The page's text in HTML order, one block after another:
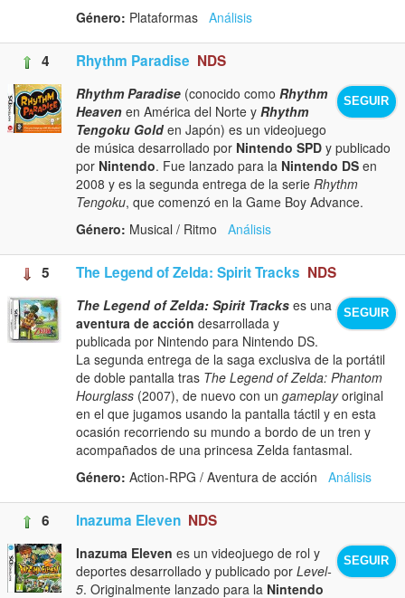
Género: Plataformas Análisis
4 Rhythm Paradise NDS
SEGUIR
Rhythm Paradise (conocido como Rhythm
Heaven en América del Norte y Rhythm
Tengoku Golden Japón) es un videojuego
de música desarrollado por Nintendo SPD y publicado
por Nintendo. Fue lanzado para la Nintendo DS en
2008 y es la segunda entrega de la serie Rhythm
Tengoku, que comenzó en la Game Boy Advance.
Género: Musical / Ritmo Análisis
5 The Legend of Zelda: Spirit Tracks NDS
SEGUIR
The Legend of Zelda: Spirit Tracks es una
aventura de acción desarrollada y
publicada por Nintendo para Nintendo DS.
La segunda entrega de la saga exclusiva de la portátil
de doble pantalla tras The Legend of Zelda: Phantom
Hourglass (2007), de nuevo con un gameplayoriginal
en el que jugamos usando la pantalla táctil y en esta
ocasión recorriendo su mundo a bordo de un tren y
acompañados de una princesa Zelda fantasmal.
Género: Action-RPG / Aventura de acción Análisis
6 Inazuma Eleven NDS
SEGUIR
Inazuma Eleven es un videojuego de rol y
deportes desarrollado y publicado por Level-
5. Originalmente lanzado para la Nintendo